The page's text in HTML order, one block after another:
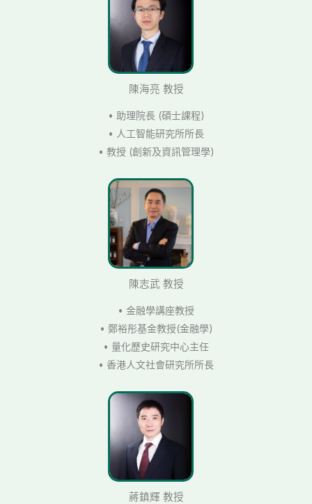
陳海亮 教授
• 助理院長 (碩士課程)
• 人工智能研究所所長
• 教授 (創新及資訊管理學)
陳志武 教授
• 金融學講座教授
• 鄭裕彤基金教授(金融學)
• 量化歷史研究中心主任
• 香港人文社會研究所所長
蔣鎮輝 教授